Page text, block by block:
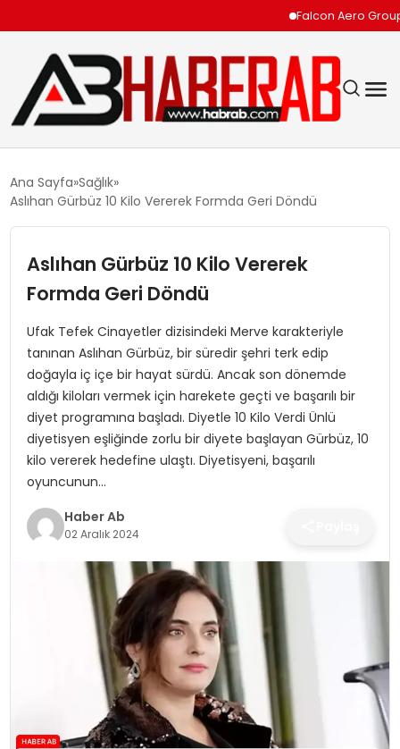
Falcon Aero Group,
SIYASET
SPOR
SAĞLIK
MAGAZIN
Ana Sayfa Sağlık
Aslıhan Gürbüz 10 Kilo Vererek Formda Geri Döndü
Aslıhan Gürbüz 10 Kilo Vererek
Formda Geri Döndü
Ufak Tefek Cinayetler dizisindeki Merve karakteriyle
tanınan Aslıhan Gürbüz, bir süredir şehri terk edip
doğayla iç içe bir hayat sürdü. Ancak son dönemde
aldığı kiloları vermek için harekete geçti ve başarılı bir
diyet programına başladı. Diyetle 10 Kilo Verdi Ünlü
diyetisyen eşliğinde zorlu bir diyete başlayan Gürbüz, 10
kilo vererek hedefine ulaştı. Diyetisyeni, başarılı
oyuncunun…
Haber Ab
02 Aralık 2024